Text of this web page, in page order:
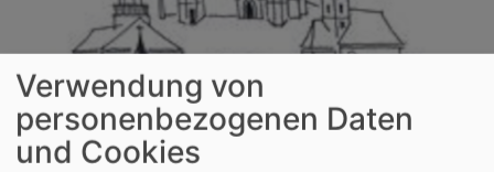
Verwendung von
personenbezogenen Daten
und Cookies